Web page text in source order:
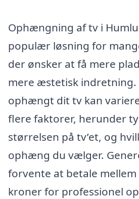
Ophængning af tv i
populær løsning for
der ønsker at få mere
mere æstetisk indretning.
ophængt dit tv kan
flere faktorer, herunder
størrelsen på tv’et, og
ophæng du vælger.
forvente at betale mellem
kroner for professionel